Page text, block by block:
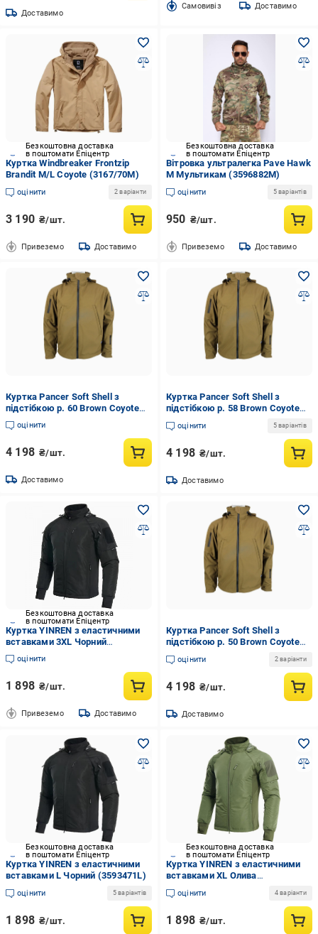
Доставимо
Cамовивіз Доставимо
Безкоштовна доставка
в поштомати Епіцентр
Куртка Windbreaker Frontzip
Brandit M/L Coyote (3167/70M)
оцінити 2 варіанти
3 190 ₴/шт.
Привеземо Доставимо
Безкоштовна доставка
в поштомати Епіцентр
Вітровка ультралегка Pave Hawk
M Мультикам (3596882M)
оцінити 5 варіантів
950 ₴/шт.
Привеземо Доставимо
Куртка Pancer Soft Shell з
підстібкою р. 60 Brown Coyote
(359357460)
оцінити
4 198 ₴/шт.
Доставимо
Куртка Pancer Soft Shell з
підстібкою р. 58 Brown Coyote
(359357458)
оцінити 5 варіантів
4 198 ₴/шт.
Доставимо
Безкоштовна доставка
в поштомати Епіцентр
Куртка YINREN з еластичними
вставками 3XL Чорний
(35934713XL)
оцінити
1 898 ₴/шт.
Привеземо Доставимо
Куртка Pancer Soft Shell з
підстібкою р. 50 Brown Coyote
(359357450)
оцінити 2 варіанти
4 198 ₴/шт.
Доставимо
Безкоштовна доставка
в поштомати Епіцентр
Куртка YINREN з еластичними
вставками L Чорний (3593471L)
оцінити 5 варіантів
1 898 ₴/шт.
Безкоштовна доставка
в поштомати Епіцентр
Куртка YINREN з еластичними
вставками XL Олива
(3593470XL)
оцінити 4 варіанти
1 898 ₴/шт.